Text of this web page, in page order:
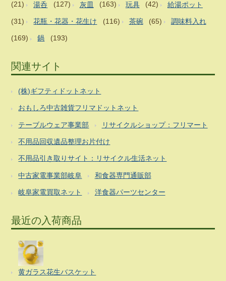
(21) 湯呑 (127) 灰皿 (163) 玩具 (42) 給湯ポット
(31) 花瓶・花器・花生け (116) 茶碗 (65) 調味料入れ
(169) 鍋 (193)
関連サイト
(株)ギフティドットネット
おもしろ中古雑貨フリマドットネット
テーブルウェア事業部 リサイクルショップ：フリマート
不用品回収遺品整理お片付け
不用品引き取りサイト：リサイクル生活ネット
中古家電事業部岐阜 和食器専門通販部
岐阜家電買取ネット 洋食器パーツセンター
最近の入荷商品
黄ガラス花生バスケット